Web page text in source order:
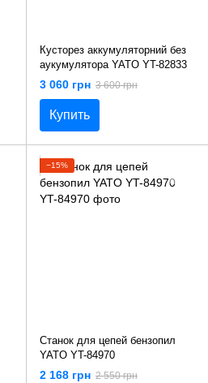
Кусторез аккумуляторний без
аукумулятора YATO YT-82833
3 060 грн 3 600 грн
Купить
−15%
Станок для цепей бензопил
YATO YT-84970
2 168 грн 2 550 грн